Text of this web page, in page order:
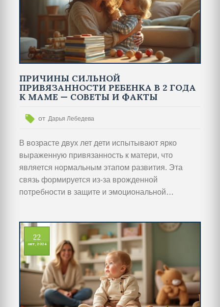
рассмотрены способы интеграции семейных
традиций в детский сад, а также их значение для
гармоничного развития детей.
ПРИЧИНЫ СИЛЬНОЙ
ПРИВЯЗАННОСТИ РЕБЕНКА В 2 ГОДА
К МАМЕ — СОВЕТЫ И ФАКТЫ
от Дарья Лебедева
В возрасте двух лет дети испытывают ярко
выраженную привязанность к матери, что
является нормальным этапом развития. Эта
связь формируется из-за врожденной
потребности в защите и эмоциональной
методы поддержки и содействия развитию
самостоятельности ребенка. Предлагаются
простые занятия, способствующие укреплению
уверенности и снижению страха разлуки
малышей. Читатели узнают полезные советы и
факты о том, как лучше всего поддержать
маленького исследователя на пути к
22
окт, 2024